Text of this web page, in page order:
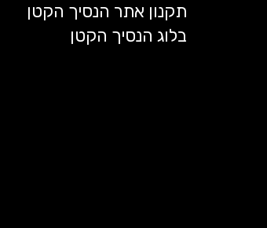
תקנון אתר הנסיך הקטן
בלוג הנסיך הקטן